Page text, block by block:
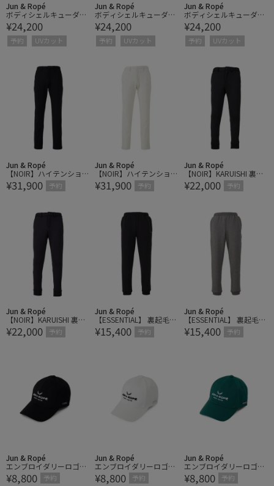
Jun & Ropé
ボディシェルキューダス
ベーシックパンツ/撥
水・UV・遮熱
¥24,200
予約 UVカット
Jun & Ropé
ボディシェルキューダス
ベーシックパンツ/撥
水・UV・遮熱
¥24,200
予約 UVカット
Jun & Ropé
ボディシェルキューダス
ベーシックパンツ/撥
水・UV・遮熱
¥24,200
予約 UVカット
Jun & Ropé
【NOIR】ハイテンション
ツイル ベーシックパンツ
¥31,900 予約
Jun & Ropé
【NOIR】ハイテンション
ツイル ベーシックパンツ
¥31,900 予約
Jun & Ropé
【NOIR】KARUISHI 裏起
毛 ジョガーパンツ/セッ
トアップ対応
¥22,000 予約
Jun & Ropé
【NOIR】KARUISHI 裏起
毛 ジョガーパンツ/セッ
トアップ対応
¥22,000 予約
Jun & Ropé
【ESSENTIAL】 裏起毛ジ
ョガーパンツ
¥15,400 予約
Jun & Ropé
【ESSENTIAL】 裏起毛ジ
ョガーパンツ
¥15,400 予約
Jun & Ropé
エンブロイダリーロゴキ
ャップ
¥8,800 予約
Jun & Ropé
エンブロイダリーロゴキ
ャップ
¥8,800 予約
Jun & Ropé
エンブロイダリーロゴキ
ャップ
¥8,800 予約